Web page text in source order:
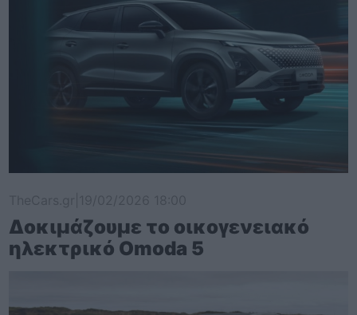
Δοκιμάζουμε το οικογενειακό
ηλεκτρικό Omoda 5